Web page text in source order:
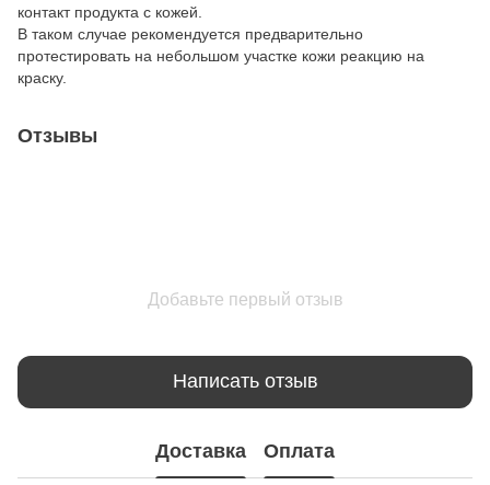
контакт продукта с кожей.
В таком случае рекомендуется предварительно
протестировать на небольшом участке кожи реакцию на
краску.
Отзывы
Добавьте первый отзыв
Написать отзыв
Доставка Оплата